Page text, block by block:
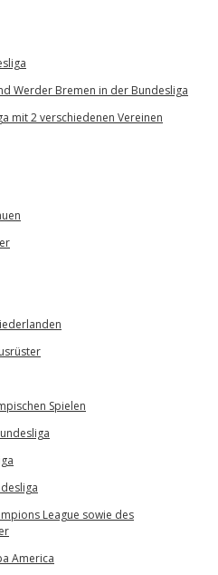
Werder Bremen in der Bundesliga
mit 2 verschiedenen Vereinen
Spielen
League sowie des
America